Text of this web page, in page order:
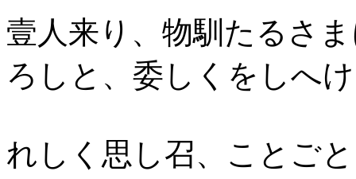
壹人来り、物馴たるさ
ろしと、委しくをしへ
れしく思し召、ことご